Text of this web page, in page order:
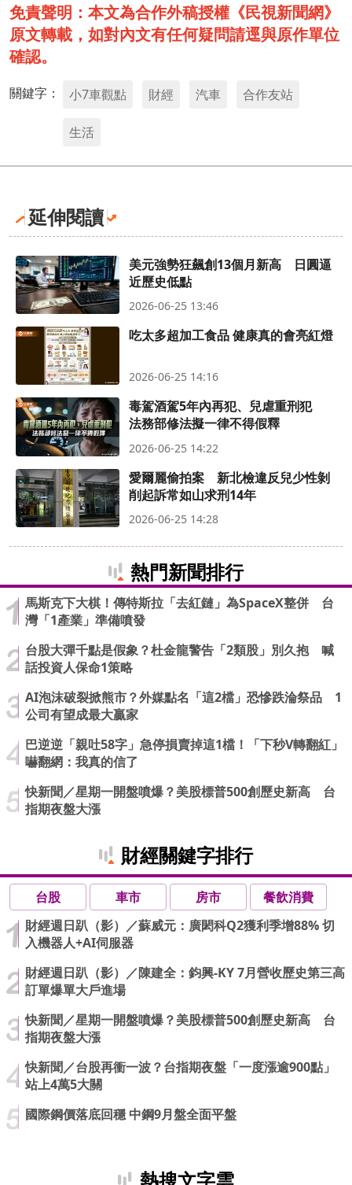
免責聲明：本文為合作外稿授權《民視新聞網》
原文轉載，如對內文有任何疑問請逕與原作單位
確認。
關鍵字： 小7車觀點 財經 汽車 合作友站
生活
延伸閱讀
美元強勢狂飆創13個月新高 日圓逼
近歷史低點
2026-06-25 13:46
吃太多超加工食品 健康真的會亮紅燈
2026-06-25 14:16
毒駕酒駕5年內再犯、兒虐重刑犯
法務部修法擬一律不得假釋
2026-06-25 14:22
愛爾麗偷拍案 新北檢違反兒少性剝
削起訴常如山求刑14年
2026-06-25 14:28
熱門新聞排行
馬斯克下大棋！傳特斯拉「去紅鏈」為SpaceX整併 台
灣「1產業」準備噴發
台股大彈千點是假象？杜金龍警告「2類股」別久抱 喊
話投資人保命1策略
AI泡沫破裂掀熊市？外媒點名「這2檔」恐慘跌淪祭品 1
公司有望成最大贏家
巴逆逆「親吐58字」急停損賣掉這1檔！「下秒V轉翻紅」
嚇翻網：我真的信了
快新聞／星期一開盤噴爆？美股標普500創歷史新高 台
指期夜盤大漲
財經關鍵字排行
台股 車市 房市
餐飲消費
財經週日趴（影）／蘇威元：廣閎科Q2獲利季增88% 切
入機器人+AI伺服器
財經週日趴（影）／陳建全：鈞興-KY 7月營收歷史第三高
訂單爆單大戶進場
快新聞／星期一開盤噴爆？美股標普500創歷史新高 台
指期夜盤大漲
快新聞／台股再衝一波？台指期夜盤「一度漲逾900點」
站上4萬5大關
國際鋼價落底回穩 中鋼9月盤全面平盤